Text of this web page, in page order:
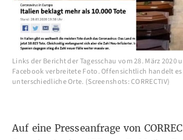
Links der Bericht der Tagesschau vom 28. März 2020
Facebook verbreitete Foto. Offensichtlich handelt es
unterschiedliche Orte. (Screenshots: CORRECTIV)
Auf eine Presseanfrage von